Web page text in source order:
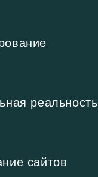
реальность
сайтов